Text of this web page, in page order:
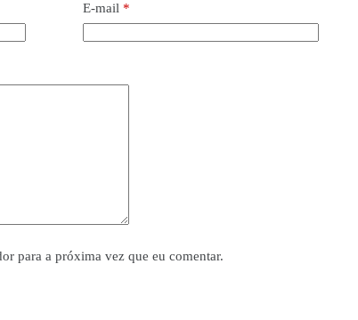
E-mail*
para a próxima vez que eu comentar.